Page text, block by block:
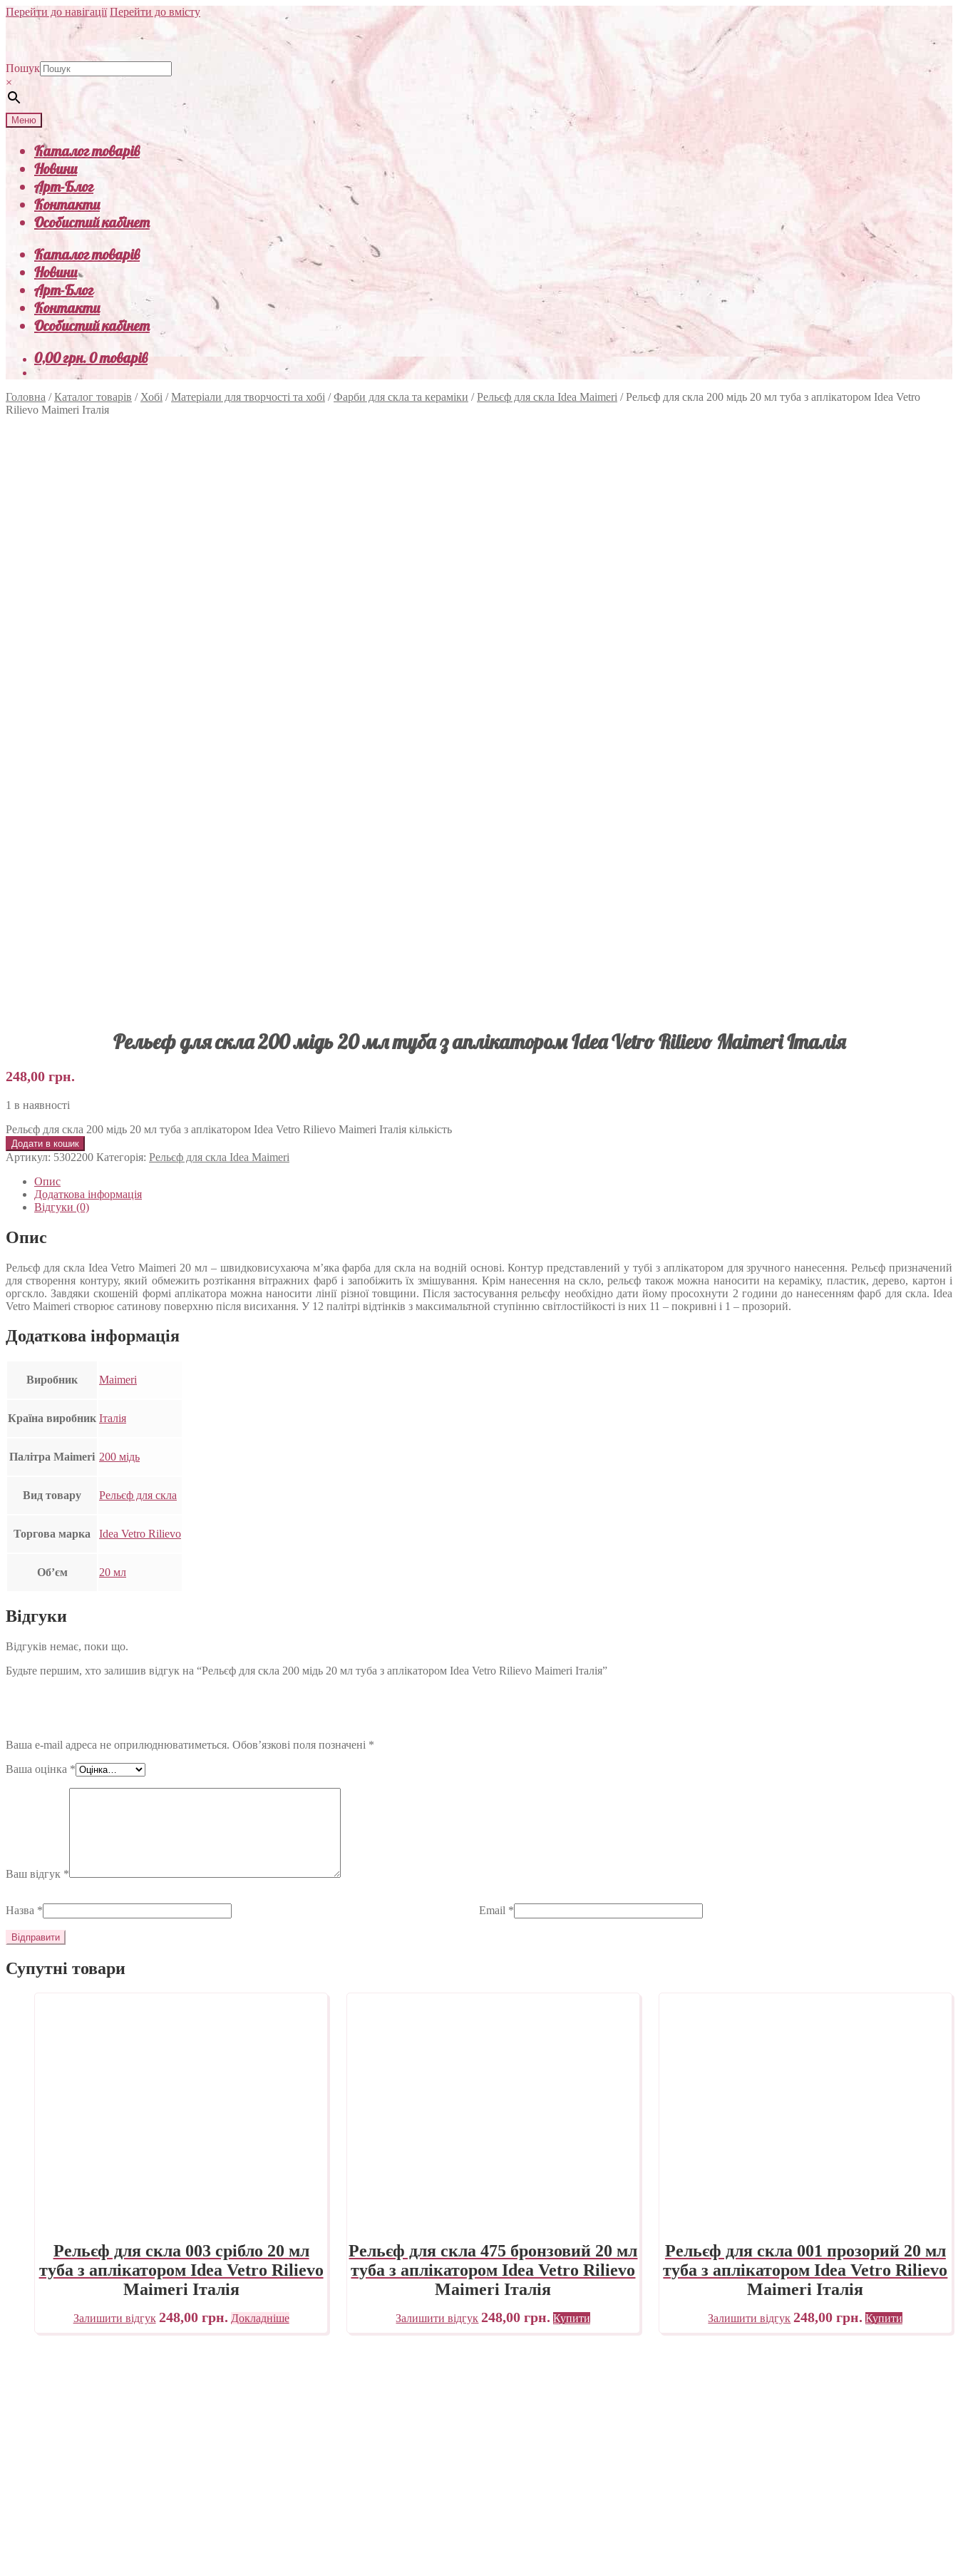
Перейти до навігації Перейти до вмісту
Пошук
×
Меню
Каталог товарів
Новини
Арт-Блог
Контакти
Особистий кабінет
Каталог товарів
Новини
Арт-Блог
Контакти
Особистий кабінет
0,00грн.0 товарів
Головна /Каталог товарів / Хобі /Матеріали для творчості та хобі /Фарби для скла та кераміки /Рельєф для скла Idea Maimeri /Рельєф для скла 200 мідь 20 мл туба з аплікатором Idea Vetro
Rilievo Maimeri Італія
Рельєф для скла 200 мідь 20 мл туба з аплікатором Idea Vetro Rilievo Maimeri Італія
248,00 грн.
1 в наявності
Рельєф для скла 200 мідь 20 мл туба з аплікатором Idea Vetro Rilievo Maimeri Італія кількість
Додати в кошик
Артикул: 5302200 Категорія: Рельєф для скла Idea Maimeri
Опис
Додаткова інформація
Відгуки (0)
Опис
Рельєф для скла Idea Vetro Maimeri 20 мл – швидковисухаюча м’яка фарба для скла на водній основі. Контур представлений у тубі з аплікатором для зручного нанесення. Рельєф призначений
для створення контуру, який обмежить розтікання вітражних фарб і запобіжить їх змішування. Крім нанесення на скло, рельєф також можна наносити на кераміку, пластик, дерево, картон і
оргскло. Завдяки скошеній формі аплікатора можна наносити лінії різної товщини. Після застосування рельєфу необхідно дати йому просохнути 2 години до нанесенням фарб для скла. Idea
Vetro Maimeri створює сатинову поверхню після висихання. У 12 палітрі відтінків з максимальтной ступінню світлостійкості із них 11 – покривні і 1 – прозорий.
Додаткова інформація
Виробник Maimeri
Країна виробник Італія
Палітра Maimeri 200 мідь
Вид товару Рельєф для скла
Торгова марка Idea Vetro Rilievo
Об’єм 20 мл
Відгуки
Відгуків немає, поки що.
Будьте першим, хто залишив відгук на “Рельєф для скла 200 мідь 20 мл туба з аплікатором Idea Vetro Rilievo Maimeri Італія”
Ваша e-mail адреса не оприлюднюватиметься. Обов’язкові поля позначені *
Ваша оцінка *
Ваш відгук *
Назва * Email *
Супутні товари
Рельєф для скла 003 срібло 20 мл
туба з аплікатором Idea Vetro Rilievo
Maimeri Італія
Залишити відгук 248,00 грн. Докладніше
Рельєф для скла 475 бронзовий 20 мл
туба з аплікатором Idea Vetro Rilievo
Maimeri Італія
Залишити відгук 248,00грн. Купити
Рельєф для скла 001 прозорий 20 мл
туба з аплікатором Idea Vetro Rilievo
Maimeri Італія
Залишити відгук 248,00грн. Купити